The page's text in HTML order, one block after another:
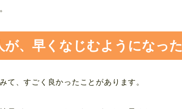
が、早くなじむようになった
て、すごく良かったことがあります。